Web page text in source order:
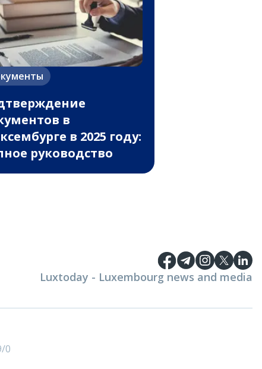
в
в 2025 году:
руководство
Luxtoday - Luxembourg news and media
0